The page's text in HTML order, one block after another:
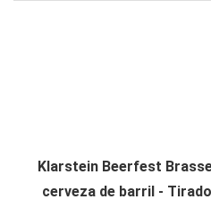
Klarstein Beerfest
cerveza de barril -